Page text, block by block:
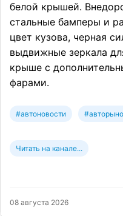
белой крышей.
стальные бамперы и
цвет кузова, черная
выдвижные зеркала
крыше с
фарами.
#автоновости
Читать на канале...
08 августа 2026